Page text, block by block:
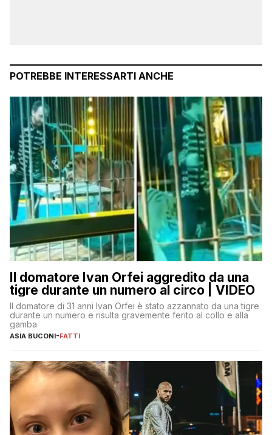
POTREBBE INTERESSARTI ANCHE
Il domatore Ivan Orfei aggredito da una
tigre durante un numero al circo | VIDEO
Il domatore di 31 anni Ivan Orfei è stato azzannato da una tigre
durante un numero e risulta gravemente ferito al collo e alla
gamba
ASIA BUCONI-FATTI